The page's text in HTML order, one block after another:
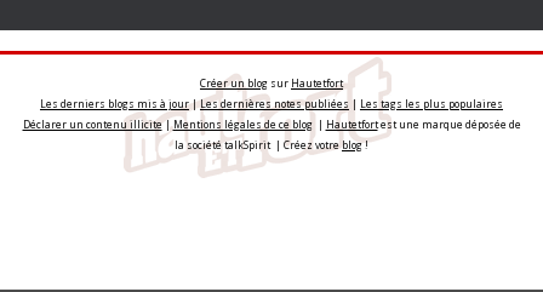
Créer un blog sur Hautetfort
Les derniers blogs mis à jour|Les dernières notes publiées | Les tags les plus populaires
Déclarer un contenu illicite|Mentions légales de ce blog| Hautetfortest une marque déposée de
la société talkSpirit | Créez votreblog!